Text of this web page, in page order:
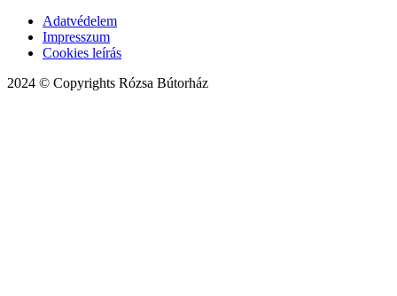
Adatvédelem
Impresszum
Cookies leírás
2024 © Copyrights Rózsa Bútorház